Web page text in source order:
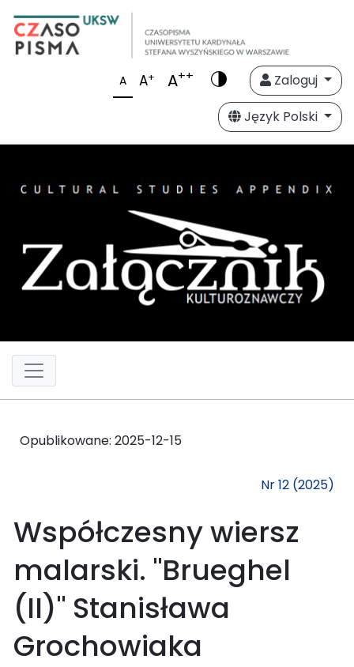
A A+ A++
Zaloguj
Język Polski
Opublikowane: 2025-12-15
Nr 12 (2025)
Współczesny wiersz
malarski. "Brueghel
(II)" Stanisława
Grochowiaka